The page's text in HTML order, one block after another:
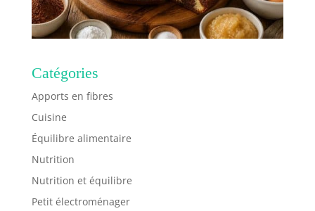
Catégories
Apports en fibres
Cuisine
Équilibre alimentaire
Nutrition
Nutrition et équilibre
Petit électroménager